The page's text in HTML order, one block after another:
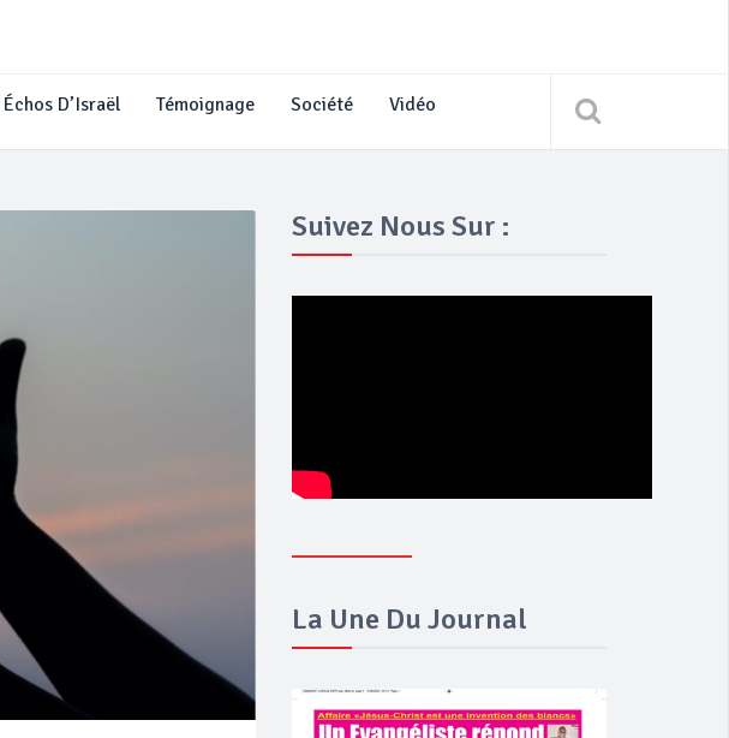
Échos D’Israël Témoignage Société Vidéo
Suivez Nous Sur :
La Une Du Journal